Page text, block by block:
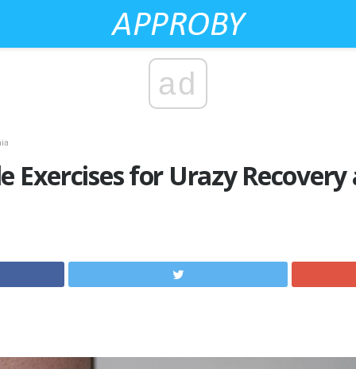
ad
Exercises for Urazy Recovery